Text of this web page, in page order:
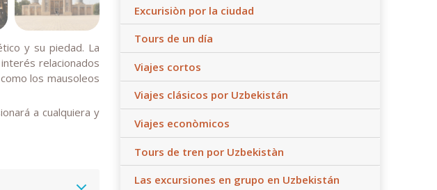
y su piedad. La
relacionados
los mausoleos
a cualquiera y
Excurisiòn por la ciudad
Tours de un día
Viajes cortos
Viajes clásicos por Uzbekistán
Viajes econòmicos
Tours de tren por Uzbekistàn
Las excursiones en grupo en Uzbekistán